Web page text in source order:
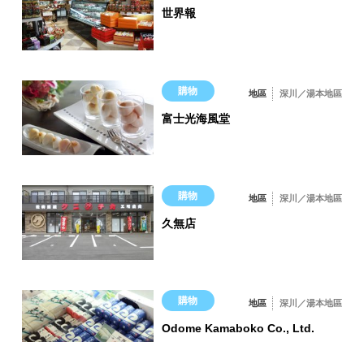
在週六和週日供應）
125日圓 *含稅價格
世界報
購物 地區 深川／湯本地區
富士光海風堂
購物 地區 深川／湯本地區
久無店
購物 地區 深川／湯本地區
Odome Kamaboko Co., Ltd.